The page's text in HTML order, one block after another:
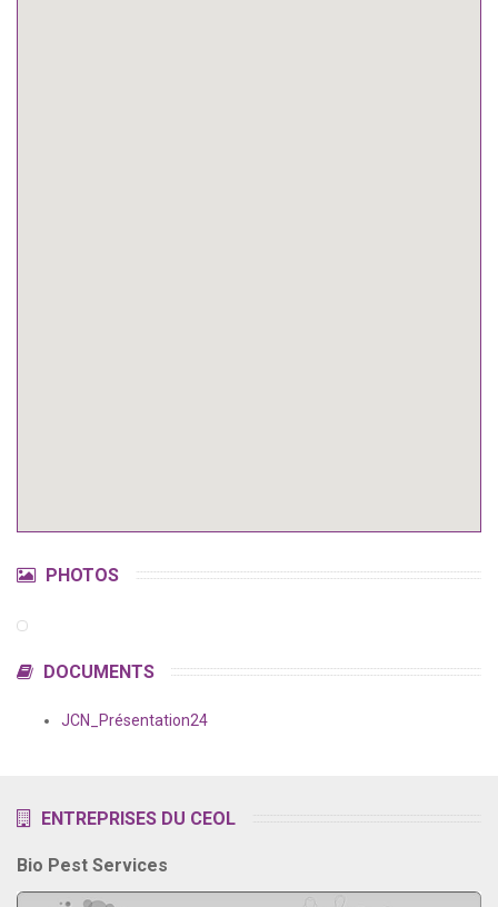
PHOTOS
DOCUMENTS
JCN_Présentation24
ENTREPRISES DU CEOL
Bio Pest Services